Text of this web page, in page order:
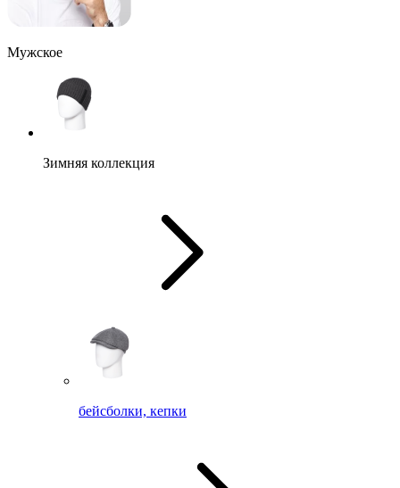
Мужское
Зимняя коллекция
бейсболки, кепки